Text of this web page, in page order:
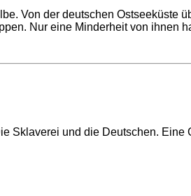
Von der deutschen Ostseeküste
Nur eine Minderheit von ihnen
Sklaverei und die Deutschen. Eine